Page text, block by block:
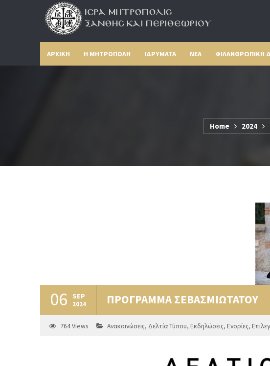
ΑΡΧΙΚΗ Η ΜΗΤΡΟΠΟΛΗ ΙΔΡΥΜΑΤΑ ΝΕΑ ΦΙΛΑΝΘΡΩΠΙΚΗ
Home 2024
06 SEP
2024 ΠΡΟΓΡΑΜΜΑ ΣΕΒΑΣΜΙΩΤΑΤΟΥ
764Views Ανακοινώσεις, Δελτία Τύπου, Εκδηλώσεις, Ενορίες,